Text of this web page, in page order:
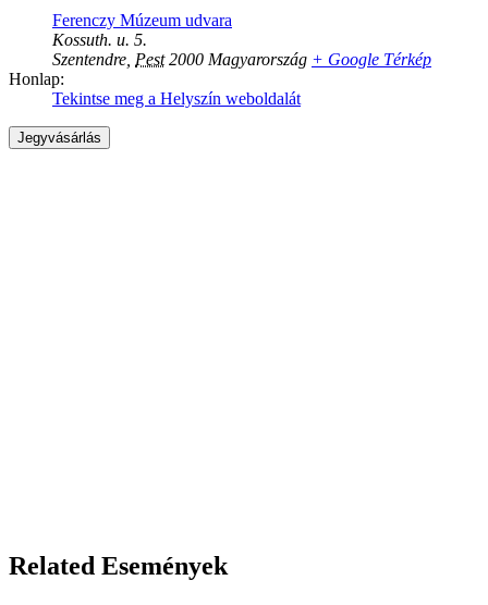
Ferenczy Múzeum udvara
Kossuth. u. 5.
Szentendre, Pest 2000 Magyarország + Google Térkép
Honlap:
Tekintse meg a Helyszín weboldalát
Jegyvásárlás
Related Események